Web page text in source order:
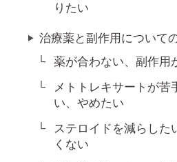
りたい
治療薬と副作用について
薬が合わない、副作用
メトトレキサートが苦
い、やめたい
ステロイドを減らした
くない